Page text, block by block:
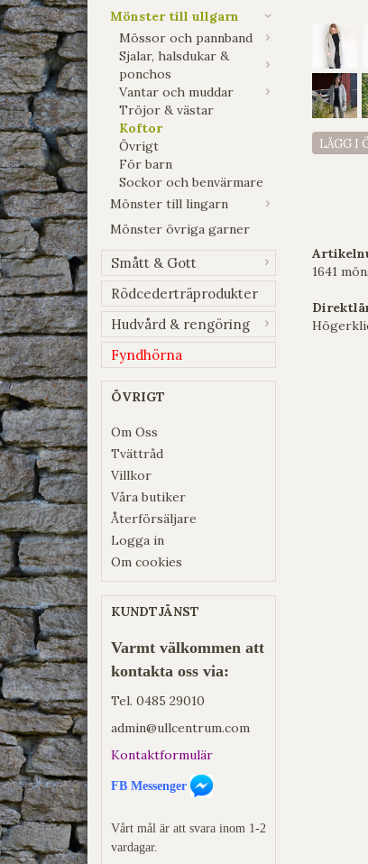
Mönster till ullgarn
Mössor och pannband
Sjalar, halsdukar &
ponchos
Vantar och muddar
Tröjor & västar
Koftor
Övrigt
För barn
Sockor och benvärmare
Mönster till lingarn
Mönster övriga garner
Smått & Gott
Rödcederträprodukter
Hudvård & rengöring
Fyndhörna
ÖVRIGT
Om Oss
Tvättråd
Villkor
Våra butiker
Återförsäljare
Logga in
Om cookies
KUNDTJÄNST
Varmt välkommen att
kontakta oss via:
Tel. 0485 29010
admin@ullcentrum.com
Kontaktformulär
FB Messenger
Vårt mål är att svara inom 1-2
vardagar.
LÄGG I
1641